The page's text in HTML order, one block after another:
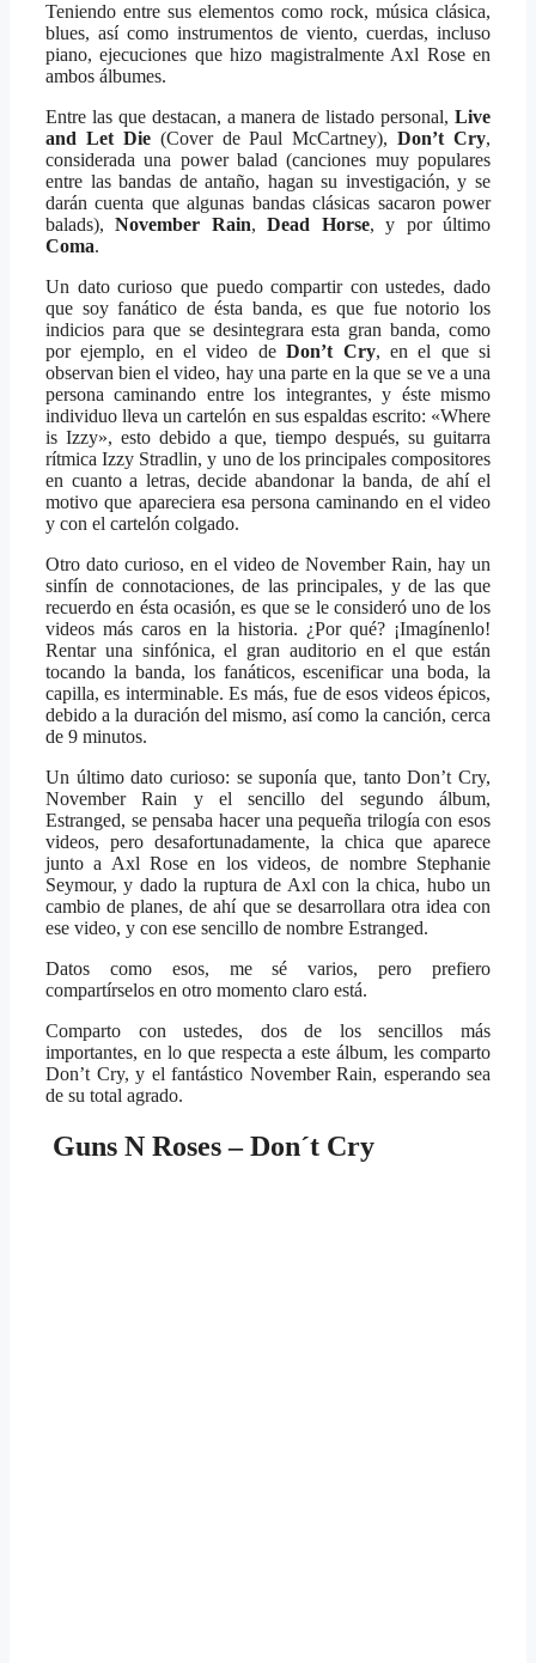
Teniendo entre sus elementos como rock, música clásica,
blues, así como instrumentos de viento, cuerdas, incluso
piano, ejecuciones que hizo magistralmente Axl Rose en
ambos álbumes.
Entre las que destacan, a manera de listado personal, Live
and Let Die(Cover de Paul McCartney),Don’t Cry,
considerada una power balad (canciones muy populares
entre las bandas de antaño, hagan su investigación, y se
darán cuenta que algunas bandas clásicas sacaron power
balads),November Rain, Dead Horse, y por último
Coma.
Un dato curioso que puedo compartir con ustedes, dado
que soy fanático de ésta banda, es que fue notorio los
indicios para que se desintegrara esta gran banda, como
por ejemplo, en el video deDon’t Cry, en el que si
observan bien el video, hay una parte en la que se ve a una
persona caminando entre los integrantes, y éste mismo
individuo lleva un cartelón en sus espaldas escrito: «Where
is Izzy», esto debido a que, tiempo después, su guitarra
rítmica Izzy Stradlin, y uno de los principales compositores
en cuanto a letras, decide abandonar la banda, de ahí el
motivo que apareciera esa persona caminando en el video
y con el cartelón colgado.
Otro dato curioso, en el video de November Rain, hay un
sinfín de connotaciones, de las principales, y de las que
recuerdo en ésta ocasión, es que se le consideró uno de los
videos más caros en la historia. ¿Por qué? ¡Imagínenlo!
Rentar una sinfónica, el gran auditorio en el que están
tocando la banda, los fanáticos, escenificar una boda, la
capilla, es interminable. Es más, fue de esos videos épicos,
debido a la duración del mismo, así como la canción, cerca
de 9 minutos.
Un último dato curioso: se suponía que, tanto Don’t Cry,
November Rain y el sencillo del segundo álbum,
Estranged, se pensaba hacer una pequeña trilogía con esos
videos, pero desafortunadamente, la chica que aparece
junto a Axl Rose en los videos, de nombre Stephanie
Seymour, y dado la ruptura de Axl con la chica, hubo un
cambio de planes, de ahí que se desarrollara otra idea con
ese video, y con ese sencillo de nombre Estranged.
Datos como esos, me sé varios, pero prefiero
compartírselos en otro momento claro está.
Comparto con ustedes, dos de los sencillos más
importantes, en lo que respecta a este álbum, les comparto
Don’t Cry, y el fantástico November Rain, esperando sea
de su total agrado.
Guns N Roses – Don´t Cry